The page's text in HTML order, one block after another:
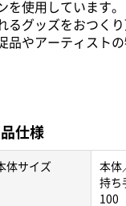
使用しています。
グッズをおつくり
やアーティスト
仕様
体サイズ
本体
持ち
100